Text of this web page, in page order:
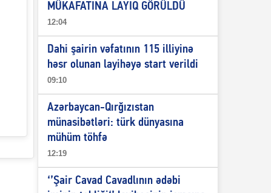
MÜKAFATINA LAYIQ GÖRÜLDÜ
12:04
Dahi şairin vəfatının 115 illiyinə
həsr olunan layihəyə start verildi
09:10
Azərbaycan-Qırğızıstan
münasibətləri: türk dünyasına
mühüm töhfə
12:19
‘’Şair Cavad Cavadlının ədəbi